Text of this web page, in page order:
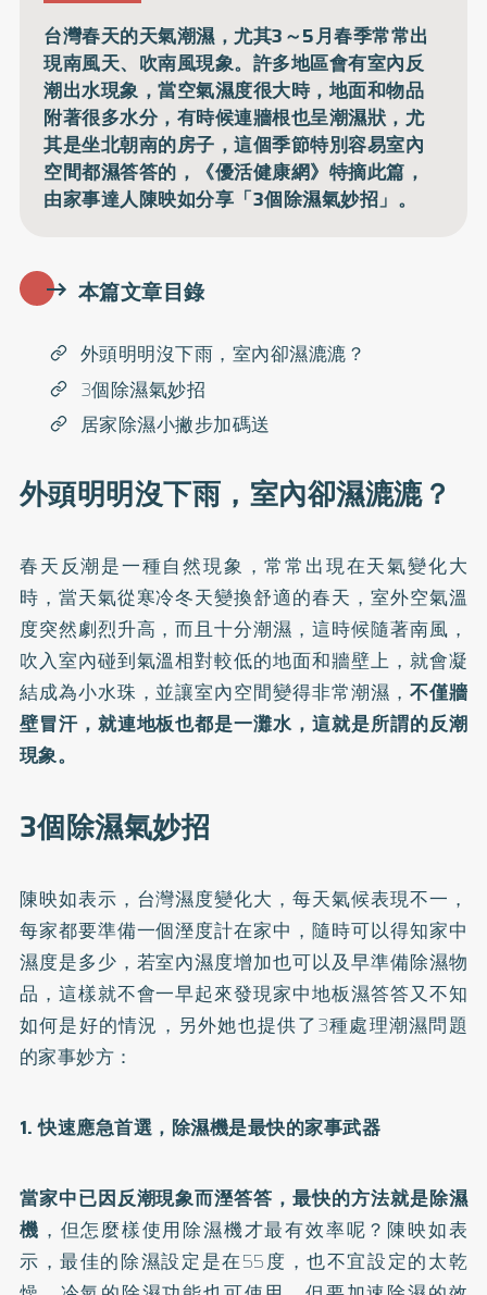
台灣春天的天氣潮濕，尤其3～5月春季常常出
現南風天、吹南風現象。許多地區會有室內反
潮出水現象，當空氣濕度很大時，地面和物品
附著很多水分，有時候連牆根也呈潮濕狀，尤
其是坐北朝南的房子，這個季節特別容易室內
空間都濕答答的，《優活健康網》特摘此篇，
由家事達人陳映如分享「3個除濕氣妙招」。
本篇文章目錄
外頭明明沒下雨，室內卻濕漉漉？
3個除濕氣妙招
居家除濕小撇步加碼送
外頭明明沒下雨，室內卻濕漉漉？
春天反潮是一種自然現象，常常出現在天氣變化大
時，當天氣從寒冷冬天變換舒適的春天，室外空氣溫
度突然劇烈升高，而且十分潮濕，這時候隨著南風，
吹入室內碰到氣溫相對較低的地面和牆壁上，就會凝
結成為小水珠，並讓室內空間變得非常潮濕， 不僅牆
壁冒汗，就連地板也都是一灘水，這就是所謂的反潮
現象。
3個除濕氣妙招
陳映如表示，台灣濕度變化大，每天氣候表現不一，
每家都要準備一個溼度計在家中，隨時可以得知家中
濕度是多少，若室內濕度增加也可以及早準備除濕物
品，這樣就不會一早起來發現家中地板濕答答又不知
如何是好的情況，另外她也提供了3種處理潮濕問題
的家事妙方：
1. 快速應急首選，除濕機是最快的家事武器
當家中已因反潮現象而溼答答，最快的方法就是除濕
機 ，但怎麼樣使用除濕機才最有效率呢？陳映如表
示，最佳的除濕設定是在55度，也不宜設定的太乾